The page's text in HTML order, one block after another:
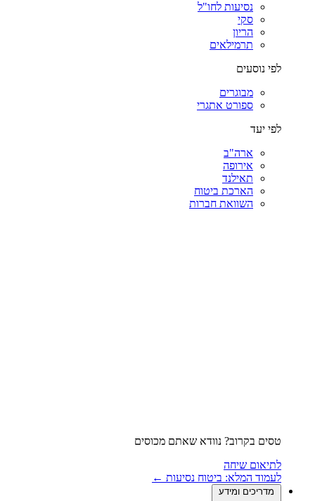
נסיעות לחו"ל
סקי
הריון
תרמילאים
לפי נוסעים
מבוגרים
ספורט אתגרי
לפי יעד
ארה"ב
אירופה
תאילנד
הארכת ביטוח
השוואת חברות
טסים בקרוב? נוודא שאתם מכוסים
לתיאום שיחה
לעמוד המלא: ביטוח נסיעות ←
מדריכים ומידע